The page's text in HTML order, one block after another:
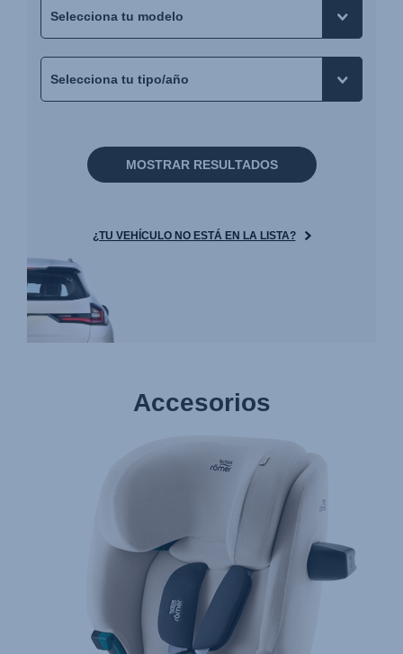
MOSTRAR RESULTADOS
¿TU VEHÍCULO NO ESTÁ EN LA LISTA?
Accesorios